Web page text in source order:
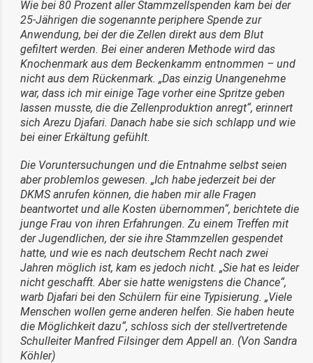
Wie bei 80 Prozent aller Stammzellspenden kam bei der
25-Jährigen die sogenannte periphere Spende zur
Anwendung, bei der die Zellen direkt aus dem Blut
gefiltert werden. Bei einer anderen Methode wird das
Knochenmark aus dem Beckenkamm entnommen – und
nicht aus dem Rückenmark. „Das einzig Unangenehme
war, dass ich mir einige Tage vorher eine Spritze geben
lassen musste, die die Zellenproduktion anregt“, erinnert
sich Arezu Djafari. Danach habe sie sich schlapp und wie
bei einer Erkältung gefühlt.
Die Voruntersuchungen und die Entnahme selbst seien
aber problemlos gewesen. „Ich habe jederzeit bei der
DKMS anrufen können, die haben mir alle Fragen
beantwortet und alle Kosten übernommen“, berichtete die
junge Frau von ihren Erfahrungen. Zu einem Treffen mit
der Jugendlichen, der sie ihre Stammzellen gespendet
hatte, und wie es nach deutschem Recht nach zwei
Jahren möglich ist, kam es jedoch nicht. „Sie hat es leider
nicht geschafft. Aber sie hatte wenigstens die Chance“,
warb Djafari bei den Schülern für eine Typisierung. „Viele
Menschen wollen gerne anderen helfen. Sie haben heute
die Möglichkeit dazu“, schloss sich der stellvertretende
Schulleiter Manfred Filsinger dem Appell an. (Von Sandra
Köhler)